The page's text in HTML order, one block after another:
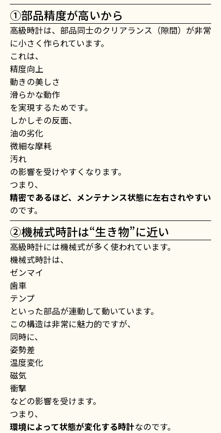
①部品精度が高いから
高級時計は、部品同士のクリアランス（隙間）が非常
に小さく作られています。
これは、
精度向上
動きの美しさ
滑らかな動作
を実現するためです。
しかしその反面、
油の劣化
微細な摩耗
汚れ
の影響を受けやすくなります。
つまり、
精密であるほど、メンテナンス状態に左右されやすい
のです。
②機械式時計は“生き物”に近い
高級時計には機械式が多く使われています。
機械式時計は、
ゼンマイ
歯車
テンプ
といった部品が連動して動いています。
この構造は非常に魅力的ですが、
同時に、
姿勢差
温度変化
磁気
衝撃
などの影響を受けます。
つまり、
環境によって状態が変化する時計なのです。